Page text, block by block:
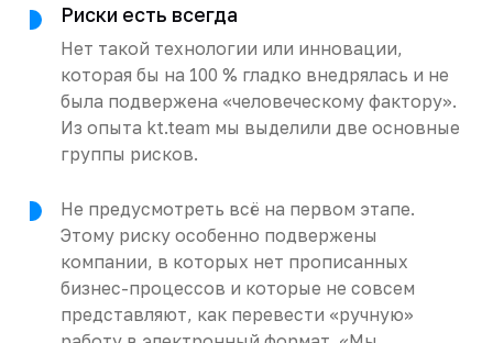
Риски есть всегда
Нет такой технологии или инновации,
которая бы на 100 % гладко внедрялась и не
была подвержена «человеческому фактору».
Из опыта kt.team мы выделили две основные
группы рисков.
Не предусмотреть всё на первом этапе.
Этому риску особенно подвержены
компании, в которых нет прописанных
бизнес-процессов и которые не совсем
представляют, как перевести «ручную»